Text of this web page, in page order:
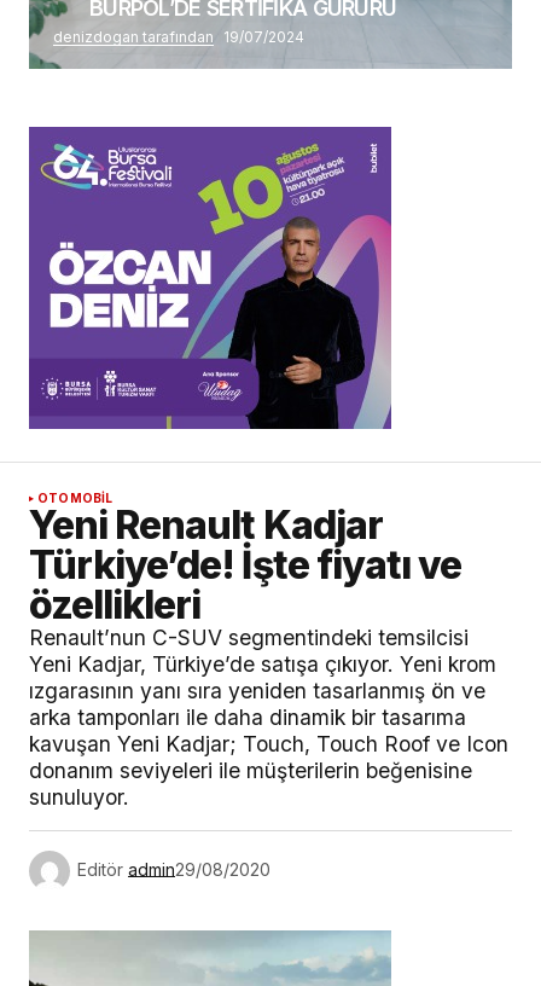
BURPOL’DE SERTİFİKA GURURU
denizdogan tarafından 19/07/2024
OTOMOBİL
Yeni Renault Kadjar
Türkiye’de! İşte fiyatı ve
özellikleri
Renault’nun C-SUV segmentindeki temsilcisi
Yeni Kadjar, Türkiye’de satışa çıkıyor. Yeni krom
ızgarasının yanı sıra yeniden tasarlanmış ön ve
arka tamponları ile daha dinamik bir tasarıma
kavuşan Yeni Kadjar; Touch, Touch Roof ve Icon
donanım seviyeleri ile müşterilerin beğenisine
sunuluyor.
Editör admin29/08/2020